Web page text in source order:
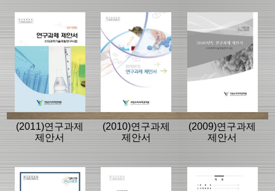
(2011)연구과제
제안서
(2010)연구과제
제안서
(2009)연구과제
제안서